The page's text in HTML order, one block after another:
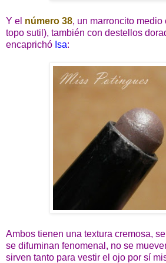
Y el número 38, un marroncito
topo sutil), también con destellos
encaprichó Isa:
Ambos tienen una textura cremosa,
se difuminan fenomenal, no se
sirven tanto para vestir el ojo por sí